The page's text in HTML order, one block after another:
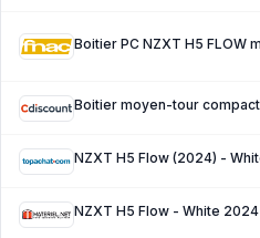
NZXT H5 Flow - White 2024